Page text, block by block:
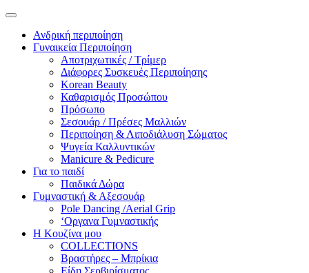
Ανδρική περιποίηση
Γυναικεία Περιποίηση
Αποτριχωτικές / Τρίμερ
Διάφορες Συσκευές Περιποίησης
Korean Beauty
Καθαρισμός Προσώπου
Πρόσωπο
Σεσουάρ / Πρέσες Μαλλιών
Περιποίηση & Λιποδιάλυση Σώματος
Ψυγεία Καλλυντικών
Manicure & Pedicure
Για το παιδί
Παιδικά Δώρα
Γυμναστική & Αξεσουάρ
Pole Dancing /Aerial Grip
‘Οργανα Γυμναστικής
Η Κουζίνα μου
COLLECTIONS
Βραστήρες – Μπρίκια
Είδη Σερβιρίσματος